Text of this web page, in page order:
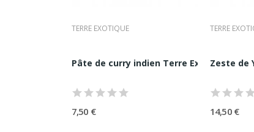
4 Poivres et Baies 125G Le...
TERRE EXOTIQUE
Pâte de curry indien Terre Exotique 85G
7,50 €
TERRE
Zeste de
14,50 €